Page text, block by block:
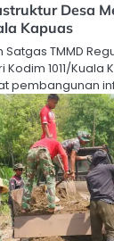
Desa
Kapuas
TMMD
1011/Kuala
pembangunan